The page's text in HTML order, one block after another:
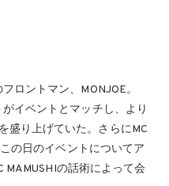
ロントマン、MONJOE。
イベントとマッチし、より
盛り上げていた。さらにMC
の日のイベントについてア
MAMUSHIの話術によって会